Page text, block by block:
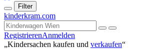
Filter
kinderkram.com
RegistrierenAnmelden
„Kindersachen kaufen und verkaufen“